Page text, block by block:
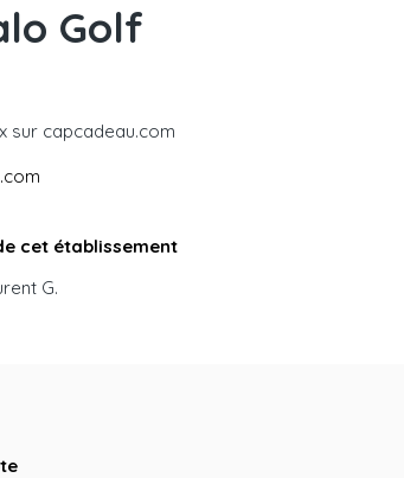
Golf
sur capcadeau.com
cet établissement
G.